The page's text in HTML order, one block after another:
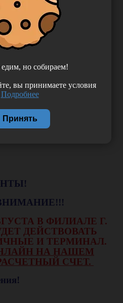
о пациентах.
побед!
В ФИЛИАЛЕ Г.
ДЕЙСТВОВАТЬ
И ТЕРМИНАЛ.
НА НАШЕМ
СЧЕТ.
но собираем!
вы принимаете условия
Подробнее
Принять